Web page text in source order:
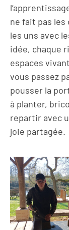
ne fait pas les
les uns avec
idée, chaque
espaces
vous passez
pousser la
à planter,
repartir avec
joie partagée.